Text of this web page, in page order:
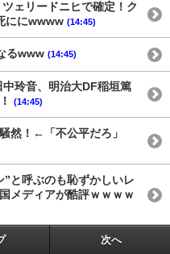
ェリードニヒで確定！ク
ににwwww (14:45)
るwww (14:45)
玲音、明治大DF稲垣篤
(14:45)
然！←「不公平だろ」
”と呼ぶのも恥ずかしいレ
メディアが酷評ｗｗｗｗ
次へ